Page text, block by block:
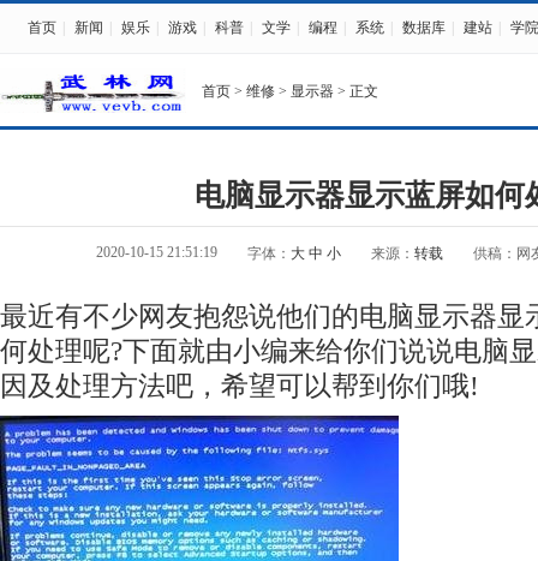
首页 新闻 娱乐 游戏 科普 文学 编程 系统 数据库 建站 学院
首页 > 维修 > 显示器 > 正文
电脑显示器显示蓝屏如何
2020-10-15 21:51:19 字体： 大 中 小 来源： 转载 供稿：网
最近有不少网友抱怨说他们的电脑显示器显
何处理呢?下面就由小编来给你们说说电脑
因及处理方法吧，希望可以帮到你们哦!